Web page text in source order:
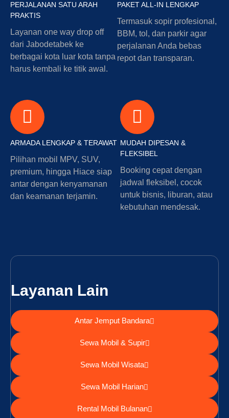
PERJALANAN SATU ARAH
PRAKTIS
Layanan one way drop off
dari Jabodetabek ke
berbagai kota luar kota tanpa
harus kembali ke titik awal.
PAKET ALL-IN LENGKAP
Termasuk sopir profesional,
BBM, tol, dan parkir agar
perjalanan Anda bebas
repot dan transparan.
ARMADA LENGKAP & TERAWAT
Pilihan mobil MPV, SUV,
premium, hingga Hiace siap
antar dengan kenyamanan
dan keamanan terjamin.
MUDAH DIPESAN &
FLEKSIBEL
Booking cepat dengan
jadwal fleksibel, cocok
untuk bisnis, liburan, atau
kebutuhan mendesak.
Layanan Lain
Antar Jemput Bandara
Sewa Mobil & Supir
Sewa Mobil Wisata
Sewa Mobil Harian
Rental Mobil Bulanan